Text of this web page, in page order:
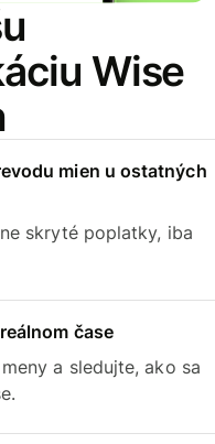
Wise
mien u ostatných
skryté poplatky, iba
čase
a sledujte, ako sa